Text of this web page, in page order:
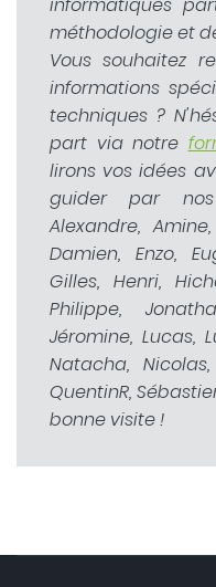
méthodologie et
Vous souhaitez
informations
techniques ?
part via notre
lirons vos idées
guider par
Alexandre,
Damien, Enzo,
Gilles, Henri,
Philippe,
Jéromine, Lucas,
Natacha,
QuentinR,
bonne visite !